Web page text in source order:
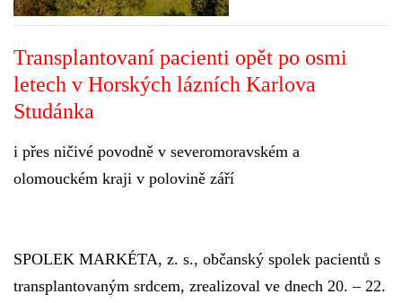
FOTOGALERIE
VIDEO
DÁRCI
Transplantovaní pacienti opět po osmi
letech v Horských lázních Karlova
Studánka
i přes ničivé povodně v severomoravském a
olomouckém kraji v polovině září
SPOLEK MARKÉTA, z. s., občanský spolek pacientů s
transplantovaným srdcem, zrealizoval ve dnech 20. – 22.